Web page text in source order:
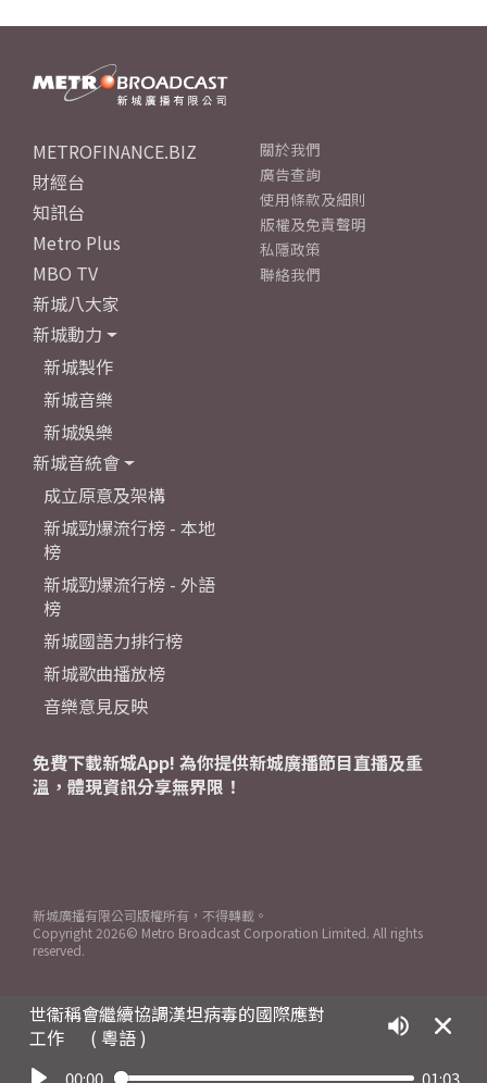
世衞稱會繼續協調漢坦病毒的國際應對
工作
( 粵語 )
00:00 01:03
METROFINANCE.BIZ
財經台
知訊台
Metro Plus
MBO TV
新城八大家
新城動力
新城製作
新城音樂
新城娛樂
新城音統會
成立原意及架構
新城勁爆流行榜 - 本地
榜
新城勁爆流行榜 - 外語
榜
新城國語力排行榜
新城歌曲播放榜
音樂意見反映
關於我們
廣告查詢
使用條款及細則
版權及免責聲明
私隱政策
聯絡我們
免費下載新城App! 為你提供新城廣播節目直播及重
溫，體現資訊分享無界限！
新城廣播有限公司版權所有，不得轉載。
Copyright 2026© Metro Broadcast Corporation Limited. All rights
reserved.